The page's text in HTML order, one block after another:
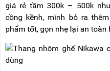
giá rẻ tầm 300k – 500k
cồng kềnh, mình bỏ ra
phẩm tốt, gọn nhẹ lại an toàn